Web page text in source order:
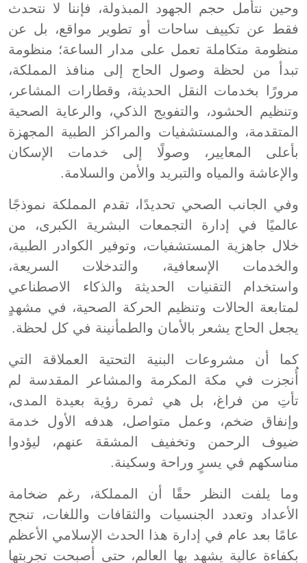
وحين نتأمل حجم الجهود المبذولة، فإننا لا نتحدث
فقط عن تكييف ساحات أو تطوير مواقع، بل عن
منظومة متكاملة تعمل على مدار الساعة؛ منظومة
تبدأ من لحظة وصول الحاج إلى منافذ المملكة،
مرورًا بخدمات النقل الحديثة، وقطارات المشاعر،
وتنظيم الحشود، والتفويج الذكي، والرعاية الصحية
المتقدمة، والمستشفيات والمراكز الطبية المجهزة
بأعلى المعايير، وصولًا إلى خدمات الإسكان
والإعاشة والمياه والتبريد والأمن والسلامة.
وفي الجانب الصحي تحديدًا، تقدم المملكة نموذجًا
عالميًا في إدارة التجمعات البشرية الكبرى، من
خلال جاهزية المستشفيات، وتوفير الكوادر الطبية،
والخدمات الإسعافية، والتدخلات السريعة،
واستخدام التقنيات الحديثة والذكاء الاصطناعي
لمتابعة الحالات وتنظيم الحركة الصحية، في مشهدٍ
يجعل الحاج يشعر بالأمان والطمأنينة في كل لحظة.
كما أن مشروعات البنية التحتية العملاقة التي
أُنجزت في مكة المكرمة والمشاعر المقدسة لم
تأتِ من فراغ، بل هي ثمرة رؤية بعيدة المدى،
وإنفاق ضخم، وعمل متواصل، هدفه الأول خدمة
ضيوف الرحمن وتخفيف المشقة عنهم، ليؤدوا
مناسكهم في يسرٍ وراحة وسكينة.
وما يلفت النظر حقًا أن المملكة، رغم ضخامة
الأعداد وتعدد الجنسيات والثقافات واللغات، تنجح
عامًا بعد عام في إدارة هذا الحدث الإسلامي الأعظم
بكفاءة عالية يشهد بها العالم، حتى أصبحت تجربتها